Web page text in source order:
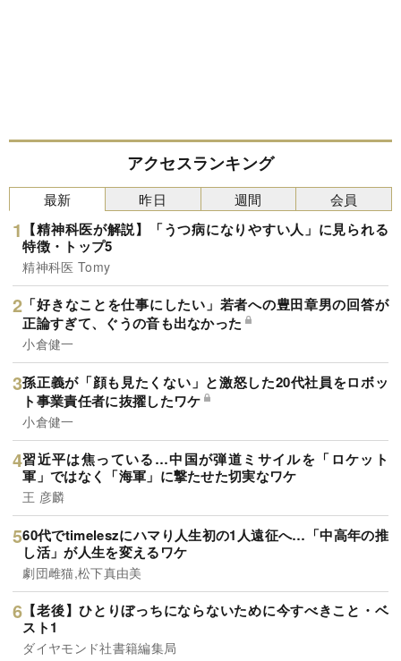
アクセスランキング
最新
【精神科医が解説】「うつ病になりやすい人」に見られる
特徴・トップ5
精神科医 Tomy
「好きなことを仕事にしたい」若者への豊田章男の回答が
正論すぎて、ぐうの音も出なかった
小倉健一
孫正義が「顔も見たくない」と激怒した20代社員をロボッ
ト事業責任者に抜擢したワケ
小倉健一
習近平は焦っている…中国が弾道ミサイルを「ロケット
軍」ではなく「海軍」に撃たせた切実なワケ
王 彦麟
60代でtimeleszにハマり人生初の1人遠征へ…「中高年の推
し活」が人生を変えるワケ
劇団雌猫,松下真由美
【老後】ひとりぼっちにならないために今すべきこと・ベ
スト1
ダイヤモンド社書籍編集局
昨日 週間 会員